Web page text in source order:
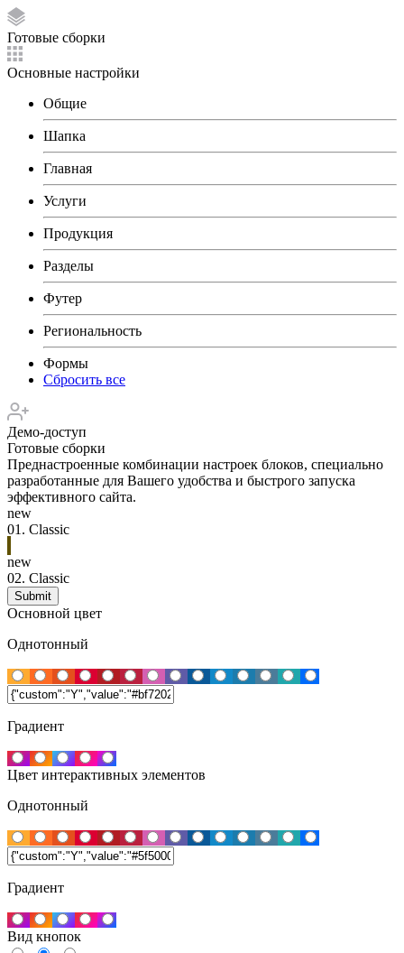
Готовые сборки
Основные настройки
Общие
Шапка
Главная
Услуги
Продукция
Разделы
Футер
Региональность
Формы
Сбросить все
Демо-доступ
Готовые сборки
Преднастроенные комбинации настроек блоков, специально
разработанные для Вашего удобства и быстрого запуска
эффективного сайта.
new
01. Classic
new
02. Classic
Основной цвет
Однотонный
Градиент
Цвет интерактивных элементов
Однотонный
Градиент
Вид кнопок